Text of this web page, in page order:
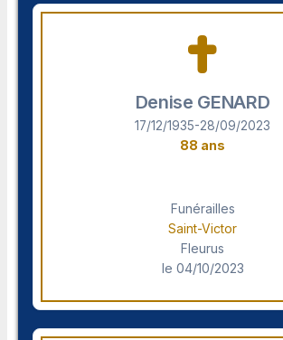
Denise GENARD
17/12/1935-28/09/2023
88 ans
Funérailles
Saint-Victor
Fleurus
le 04/10/2023